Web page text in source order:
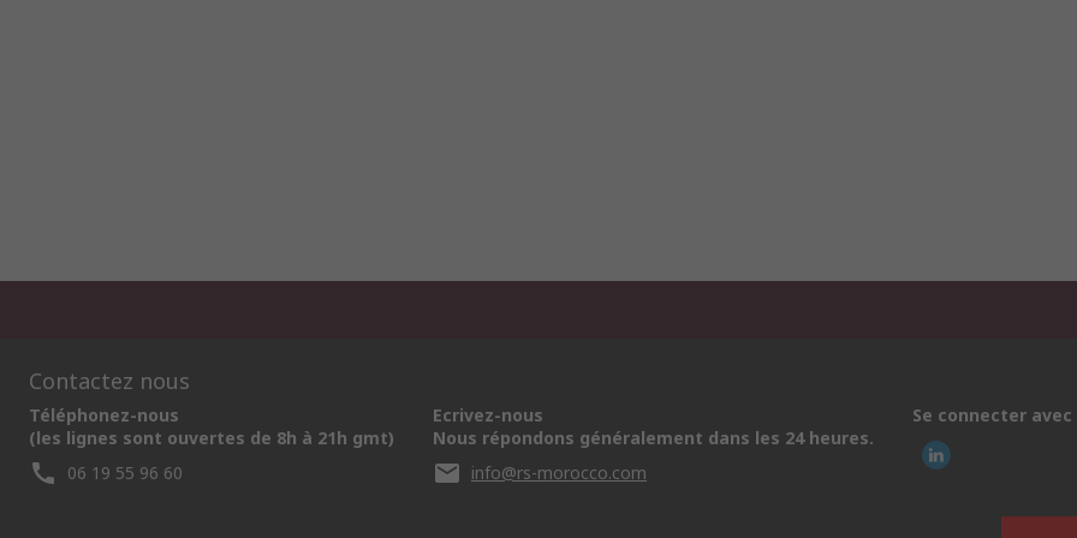
Contactez nous
Téléphonez-nous
(les lignes sont ouvertes de 8h à 21h gmt)
06 19 55 96 60
Ecrivez-nous
Nous répondons généralement dans les 24 heures.
info@rs-morocco.com
Se connecter avec